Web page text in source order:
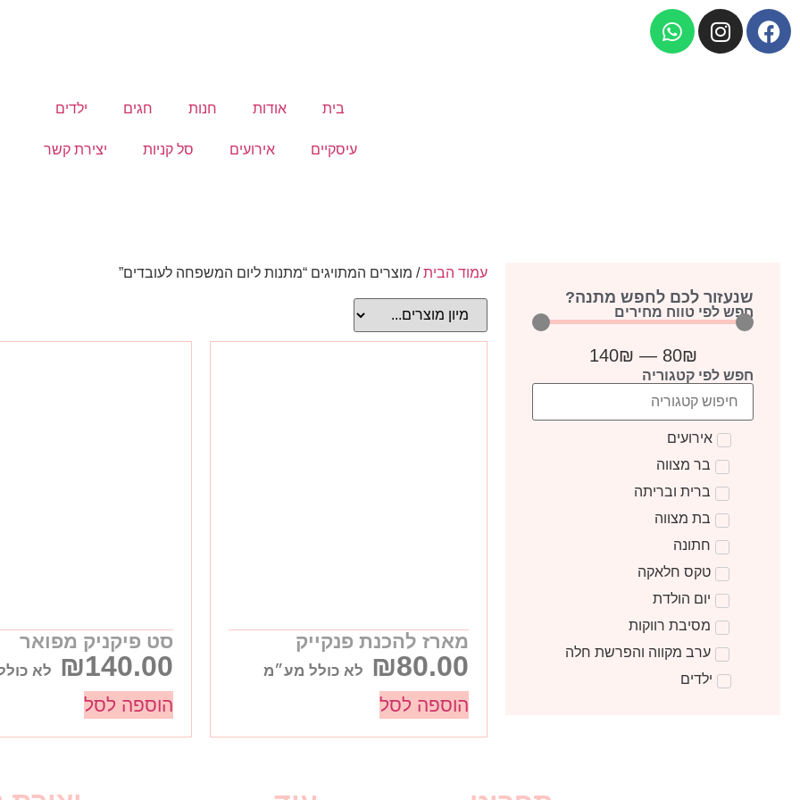
בית אודות חנות חגים ילדים
עיסקיים אירועים סל קניות יצירת קשר
שנעזור לכם לחפש מתנה?
חפש לפי טווח מחירים
80₪
—
140₪
חפש לפי קטגוריה
אירועים
בר מצווה
ברית ובריתה
בת מצווה
חתונה
טקס חלאקה
יום הולדת
מסיבת רווקות
ערב מקווה והפרשת חלה
ילדים
עמוד הבית/ מוצרים המתויגים “מתנות ליום המשפחה לעובדים”
מארז להכנת פנקייק
₪80.00 לא כולל מע״מ
הוספה לסל
סט פיקניק מפואר
₪140.00 לא
הוספה לסל